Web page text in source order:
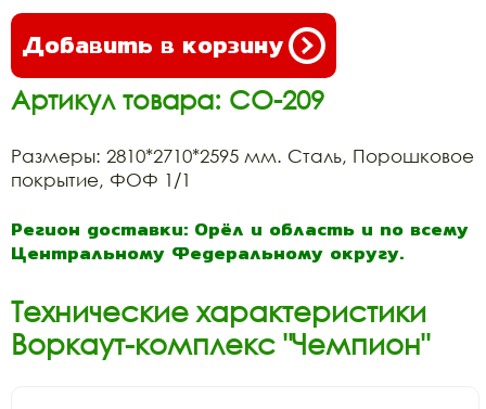
Добавить в корзину
Артикул товара: СО-209
Размеры: 2810*2710*2595 мм. Сталь, Порошковое
покрытие, ФОФ 1/1
Регион доставки: Орёл и область и по всему
Центральному Федеральному округу.
Технические характеристики
Воркаут-комплекс "Чемпион"